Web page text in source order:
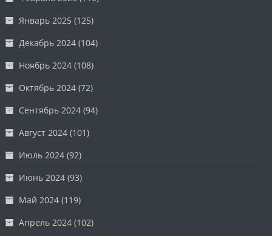
Январь 2025 (125)
Декабрь 2024 (104)
Ноябрь 2024 (108)
Октябрь 2024 (72)
Сентябрь 2024 (94)
Август 2024 (101)
Июль 2024 (92)
Июнь 2024 (93)
Май 2024 (119)
Апрель 2024 (102)